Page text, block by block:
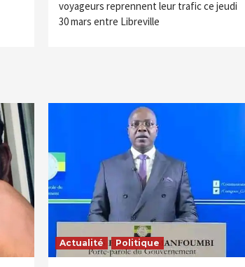
voyageurs reprennent leur trafic ce jeudi
30 mars entre Libreville
Actualité Politique